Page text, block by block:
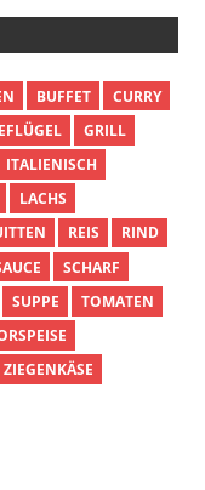
BUFFET
CURRY
GRILL
ITALIENISCH
LACHS
REIS
RIND
SCHARF
SUPPE
TOMATEN
ZIEGENKÄSE